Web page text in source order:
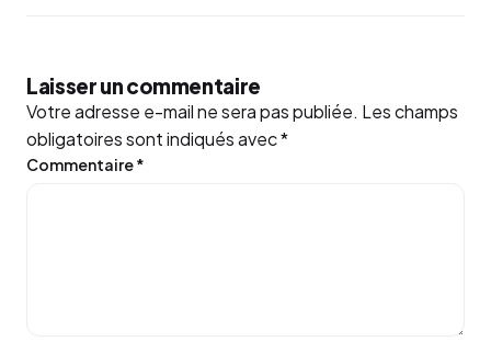
Laisser un commentaire
Votre adresse e-mail ne sera pas publiée. Les champs
obligatoires sont indiqués avec*
Commentaire*